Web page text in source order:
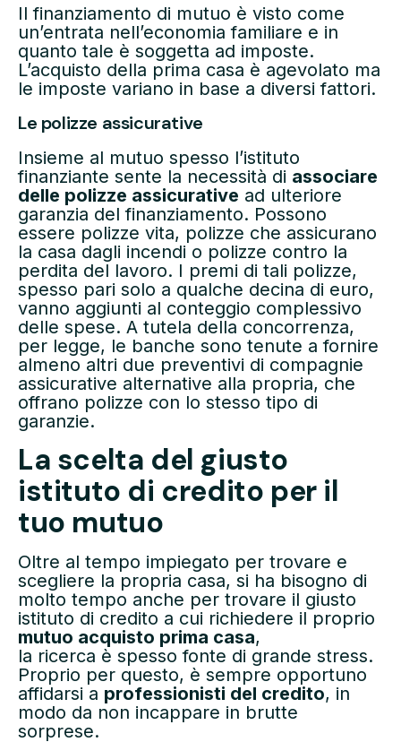
Il finanziamento di mutuo è visto come
un’entrata nell’economia familiare e in
quanto tale è soggetta ad imposte.
L’acquisto della prima casa è agevolato ma
le imposte variano in base a diversi fattori.
Le polizze assicurative
Insieme al mutuo spesso l’istituto
finanziante sente la necessità di associare
delle polizze assicurative ad ulteriore
garanzia del finanziamento. Possono
essere polizze vita, polizze che assicurano
la casa dagli incendi o polizze contro la
perdita del lavoro. I premi di tali polizze,
spesso pari solo a qualche decina di euro,
vanno aggiunti al conteggio complessivo
delle spese. A tutela della concorrenza,
per legge, le banche sono tenute a fornire
almeno altri due preventivi di compagnie
assicurative alternative alla propria, che
offrano polizze con lo stesso tipo di
garanzie.
La scelta del giusto
istituto di credito per il
tuo mutuo
Oltre al tempo impiegato per trovare e
scegliere la propria casa, si ha bisogno di
molto tempo anche per trovare il giusto
istituto di credito a cui richiedere il proprio
mutuo acquisto prima casa,
la ricerca è spesso fonte di grande stress.
Proprio per questo, è sempre opportuno
affidarsi a professionisti del credito, in
modo da non incappare in brutte
sorprese.